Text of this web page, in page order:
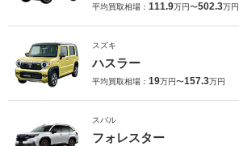
平均買取相場： 111.9万円〜502.3万円
スズキ
ハスラー
平均買取相場： 19万円〜157.3万円
スバル
フォレスター